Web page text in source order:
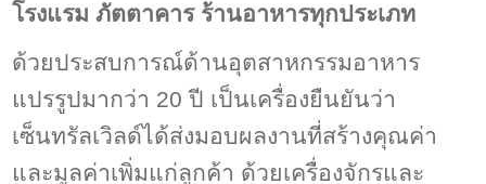
โรงแรม ภัตตาคาร ร้านอาหารทุกประเภท
ด้วยประสบการณ์ด้านอุตสาหกรรมอาหาร
แปรรูปมากว่า 20 ปี เป็นเครื่องยืนยันว่า
เซ็นทรัลเวิลด์ได้ส่งมอบผลงานที่สร้างคุณค่า
และมูลค่าเพิ่มแก่ลูกค้า ด้วยเครื่องจักรและ